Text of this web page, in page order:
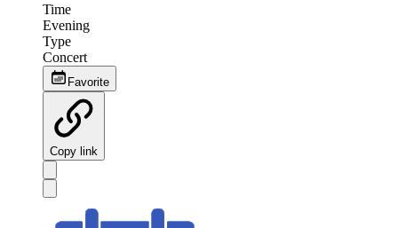
Time
Evening
Type
Concert
Favorite
Copy link